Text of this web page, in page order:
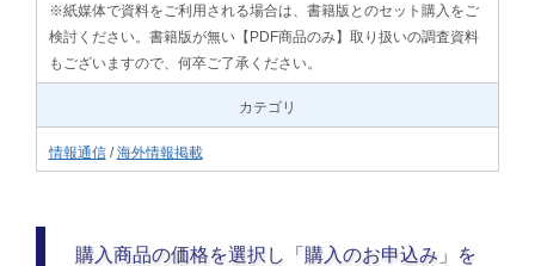
※紙媒体で資料をご利用される場合は、書籍版とのセット購入をご
検討ください。書籍版が無い【PDF商品のみ】取り扱いの調査資料
もございますので、何卒ご了承ください。
カテゴリ
情報通信/海外情報掲載
購入商品の価格を選択し「購入のお申込み」を